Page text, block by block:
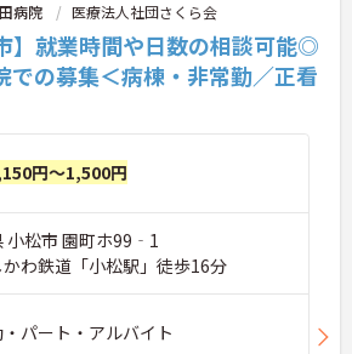
病院 医療法人社団さくら会
】就業時間や日数の相談可能◎
での募集＜病棟・非常勤／正看
円～1,500円
小松市 園町ホ99‐1
わ鉄道「小松駅」徒歩16分
パート・アルバイト